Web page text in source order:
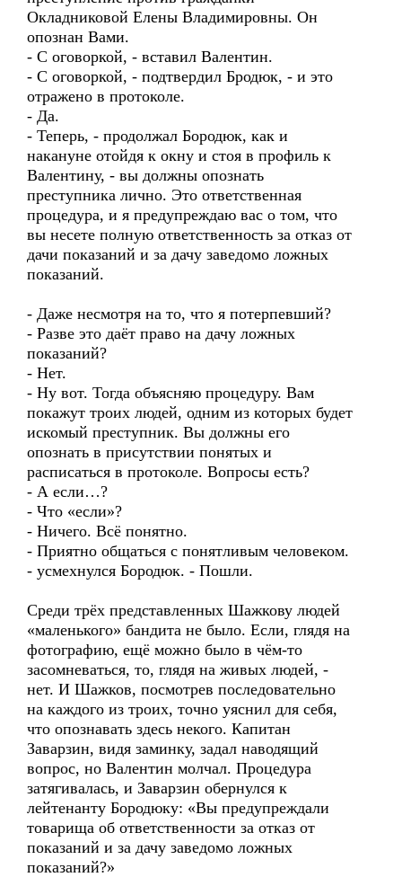
Окладниковой Елены Владимировны. Он
опознан Вами.
- С оговоркой, - вставил Валентин.
- С оговоркой, - подтвердил Бродюк, - и это
отражено в протоколе.
- Да.
- Теперь, - продолжал Бородюк, как и
накануне отойдя к окну и стоя в профиль к
Валентину, - вы должны опознать
преступника лично. Это ответственная
процедура, и я предупреждаю вас о том, что
вы несете полную ответственность за отказ от
дачи показаний и за дачу заведомо ложных
показаний.
- Даже несмотря на то, что я потерпевший?
- Разве это даёт право на дачу ложных
показаний?
- Нет.
- Ну вот. Тогда объясняю процедуру. Вам
покажут троих людей, одним из которых будет
искомый преступник. Вы должны его
опознать в присутствии понятых и
расписаться в протоколе. Вопросы есть?
- А если…?
- Что «если»?
- Ничего. Всё понятно.
- Приятно общаться с понятливым человеком.
- усмехнулся Бородюк. - Пошли.
Среди трёх представленных Шажкову людей
«маленького» бандита не было. Если, глядя на
фотографию, ещё можно было в чём-то
засомневаться, то, глядя на живых людей, -
нет. И Шажков, посмотрев последовательно
на каждого из троих, точно уяснил для себя,
что опознавать здесь некого. Капитан
Заварзин, видя заминку, задал наводящий
вопрос, но Валентин молчал. Процедура
затягивалась, и Заварзин обернулся к
лейтенанту Бородюку: «Вы предупреждали
товарища об ответственности за отказ от
показаний и за дачу заведомо ложных
показаний?»